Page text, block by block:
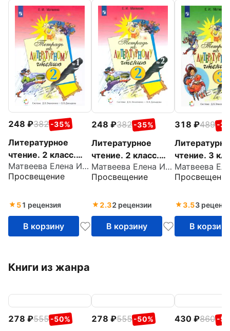
248 382 -35%
Литературное
чтение. 2 класс.
Рабочая тетрадь.
Часть 1. ФГОС
Матвеева Елена Ивановна
Просвещение
51 рецензия
В корзину
248 382 -35%
Литературное
чтение. 2 класс.
Рабочая тетрадь.
Часть 2. ФГОС
Матвеева Елена Ивановна
Просвещение
2.32 рецензии
В корзину
318 489 -
чтение. 3
Рабочая
Часть 2.
3.53
В корзину
Книги из жанра
278 555 -50% 278 555 -50% 430 860 -